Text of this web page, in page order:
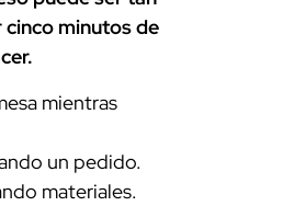
minutos de
mientras
un pedido.
materiales.